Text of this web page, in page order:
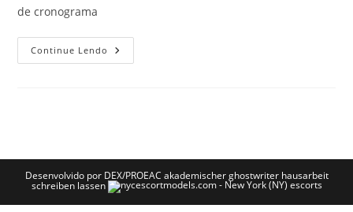
de cronograma
Continue Lendo
Desenvolvido por DEX/PROEAC akademischer ghostwriter hausarbeit
schreiben lassen